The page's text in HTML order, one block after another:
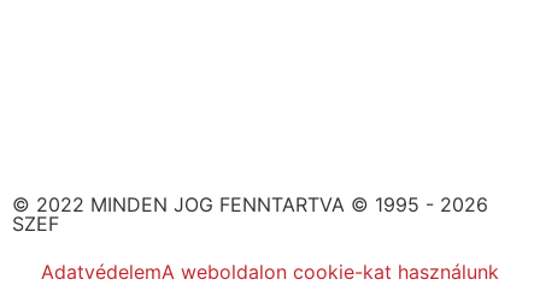
© 2022 MINDEN JOG FENNTARTVA © 1995 - 2026
SZEF
AdatvédelemA weboldalon cookie-kat használunk